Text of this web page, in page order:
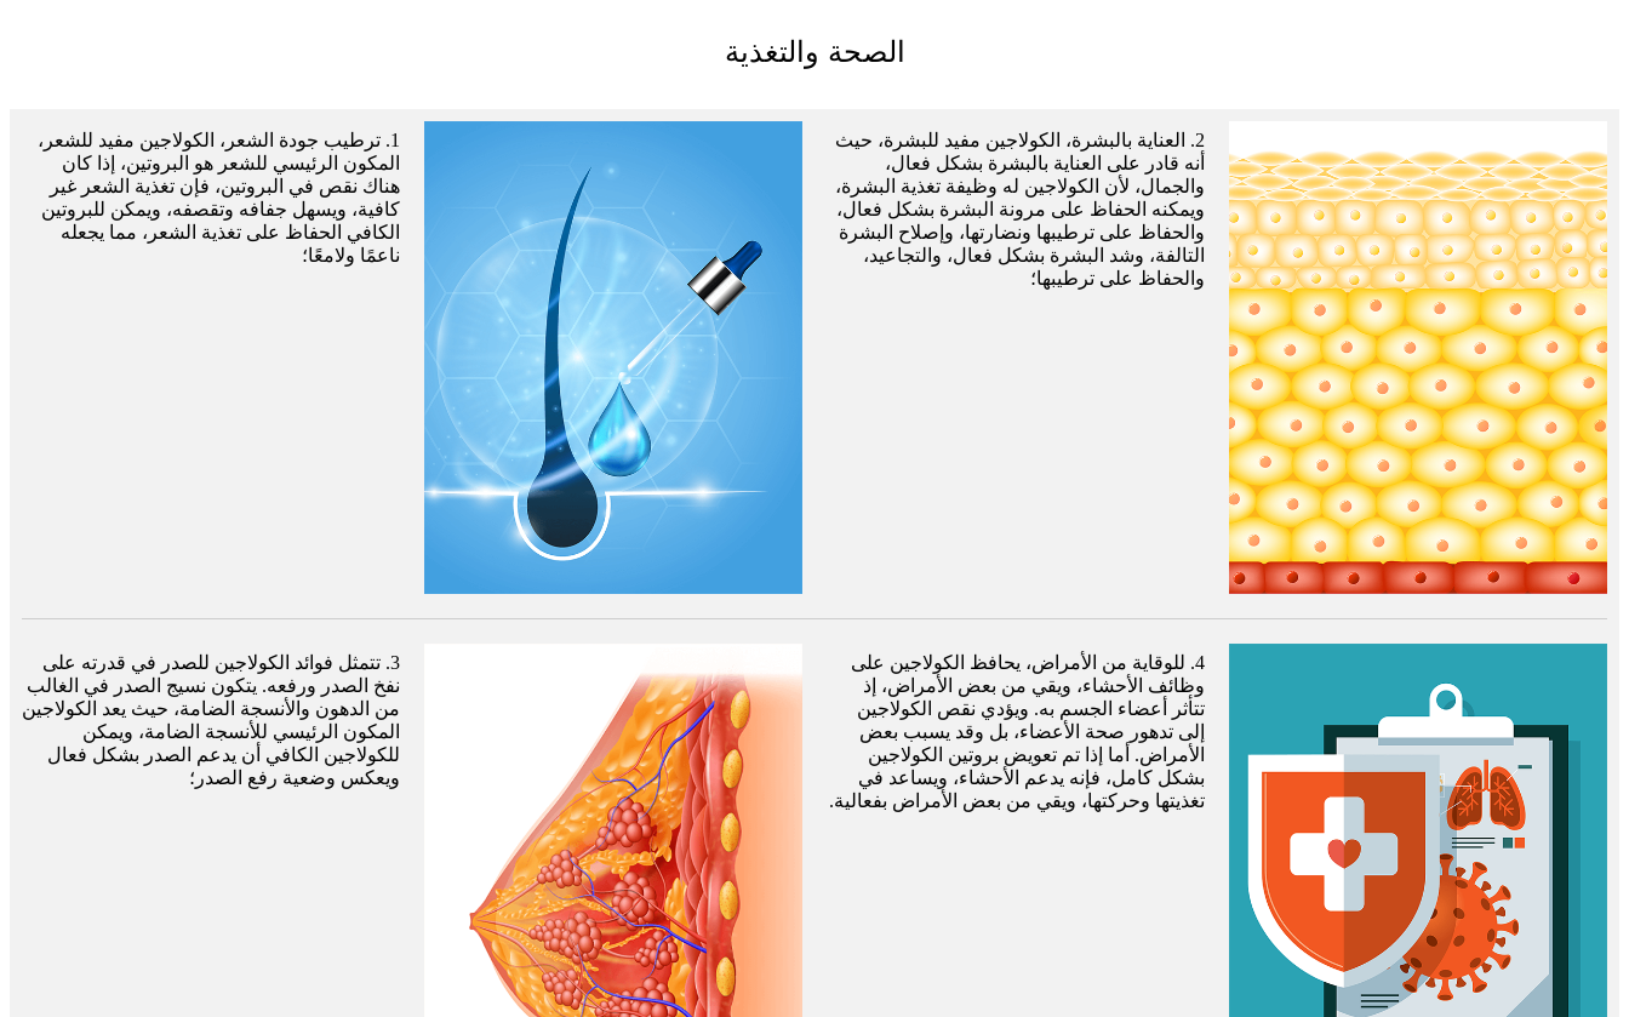
الصحة والتغذية
1. ترطيب جودة الشعر، الكولاجين مفيد للشعر،
المكون الرئيسي للشعر هو البروتين، إذا كان
هناك نقص في البروتين، فإن تغذية الشعر غير
كافية، ويسهل جفافه وتقصفه، ويمكن للبروتين
الكافي الحفاظ على تغذية الشعر، مما يجعله
ناعمًا ولامعًا؛
2. العناية بالبشرة، الكولاجين مفيد للبشرة، حيث
أنه قادر على العناية بالبشرة بشكل فعال،
والجمال، لأن الكولاجين له وظيفة تغذية البشرة،
ويمكنه الحفاظ على مرونة البشرة بشكل فعال،
والحفاظ على ترطيبها ونضارتها، وإصلاح البشرة
التالفة، وشد البشرة بشكل فعال، والتجاعيد،
والحفاظ على ترطيبها؛
3. تتمثل فوائد الكولاجين للصدر في قدرته على
نفخ الصدر ورفعه. يتكون نسيج الصدر في الغالب
من الدهون والأنسجة الضامة، حيث يعد الكولاجين
المكون الرئيسي للأنسجة الضامة، ويمكن
للكولاجين الكافي أن يدعم الصدر بشكل فعال
ويعكس وضعية رفع الصدر؛
4. للوقاية من الأمراض، يحافظ الكولاجين على
وظائف الأحشاء، ويقي من بعض الأمراض، إذ
تتأثر أعضاء الجسم به. ويؤدي نقص الكولاجين
إلى تدهور صحة الأعضاء، بل وقد يسبب بعض
الأمراض. أما إذا تم تعويض بروتين الكولاجين
بشكل كامل، فإنه يدعم الأحشاء، ويساعد في
تغذيتها وحركتها، ويقي من بعض الأمراض بفعالية.